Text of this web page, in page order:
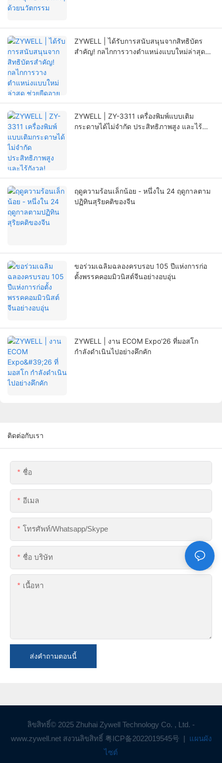
ZYWELL | ได้รับการสนับสนุนจากสิทธิบัตร
สำคัญ! กลไกการวางตำแหน่งแบบใหม่ล่าสุด
ZYWELL | ZY-3311 เครื่องพิมพ์แบบเติม
กระดาษได้ไม่จำกัด ประสิทธิภาพสูง และไร้
ฤดูความร้อนเล็กน้อย - หนึ่งใน 24 ฤดูกาลตาม
ปฏิทินสุริยคติของจีน
ขอร่วมเฉลิมฉลองครบรอบ 105 ปีแห่งการก่อ
ตั้งพรรคคอมมิวนิสต์จีนอย่างอบอุ่น
ZYWELL | งาน ECOM Expo'26 ที่มอสโก
กำลังดำเนินไปอย่างคึกคัก
ติดต่อกับเรา
ชื่อ
อีเมล
โทรศัพท์/whatsapp/skype
ชื่อ บริษัท
เนื้อหา
ส่งคำถามตอนนี้
ลิขสิทธิ์© 2025 Zhuhai Zywell Technology Co. , Ltd. -
www.zywell.net สงวนลิขสิทธิ์ 粤ICP备2022019545号 | แผนผัง
ไซต์